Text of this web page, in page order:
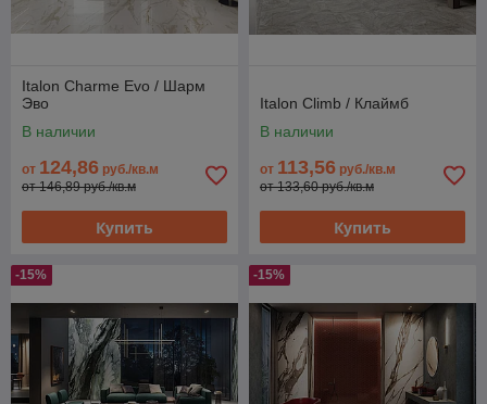
Italon Charme Evo / Шарм
Эво
В наличии
от 124,86 руб./кв.м
от 146,89 руб./кв.м
Купить
Italon Climb / Клаймб
В наличии
от 113,56 руб./кв.м
от 133,60 руб./кв.м
Купить
-15% -15%